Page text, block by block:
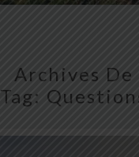
Archives De
Tag: